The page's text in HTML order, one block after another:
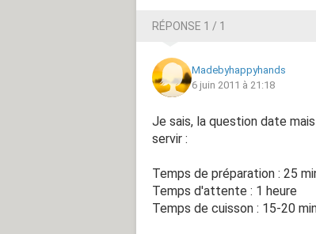
RÉPONSE 1 / 1
Madebyhappyhands
6 juin 2011 à 21:18
Je sais, la question date
servir :
Temps de préparation : 25
Temps d'attente : 1 heure
Temps de cuisson : 15-20